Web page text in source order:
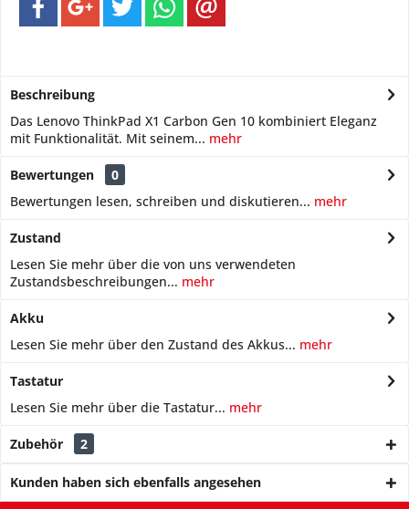
Beschreibung
Das Lenovo ThinkPad X1 Carbon Gen 10 kombiniert Eleganz
mit Funktionalität. Mit seinem... mehr
Bewertungen
0
Bewertungen lesen, schreiben und diskutieren... mehr
Zustand
Lesen Sie mehr über die von uns verwendeten
Zustandsbeschreibungen... mehr
Akku
Lesen Sie mehr über den Zustand des Akkus... mehr
Tastatur
Lesen Sie mehr über die Tastatur... mehr
Zubehör 2
Kunden haben sich ebenfalls angesehen